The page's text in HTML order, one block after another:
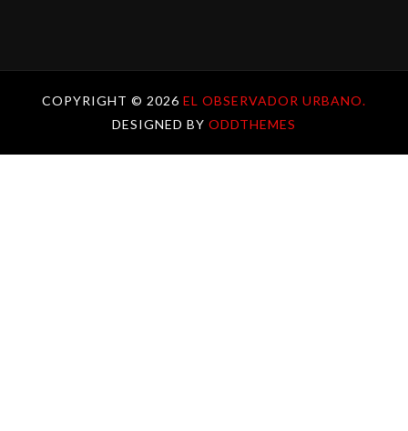
COPYRIGHT © 2026 EL OBSERVADOR URBANO.
DESIGNED BY ODDTHEMES